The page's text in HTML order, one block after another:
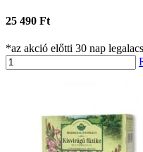
25 490 Ft
*az akció előtti 30 nap